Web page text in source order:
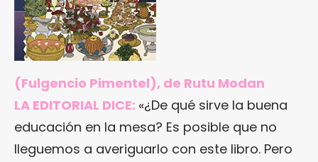
(Fulgencio Pimentel), de Rutu Modan
LA EDITORIAL DICE: «¿De qué sirve la buena
educación en la mesa? Es posible que no
lleguemos a averiguarlo con este libro. Pero